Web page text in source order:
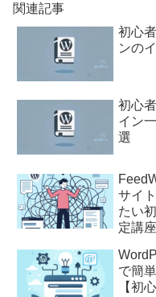
関連記事
初心
ンの
初心
イン
選
サイ
たい
定講座
で簡
【初